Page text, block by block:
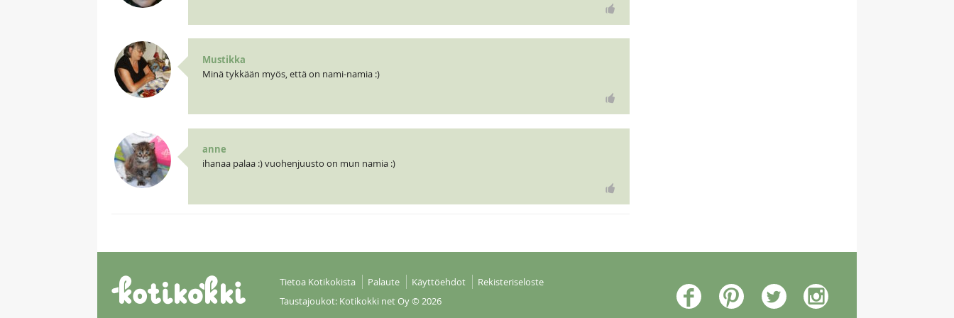
Mustikka
Minä tykkään myös, että on nami-namia :)
anne
ihanaa palaa :) vuohenjuusto on mun namia :)
Tietoa Kotikokista Palaute Käyttöehdot
Rekisteriseloste
Taustajoukot: Kotikokki net Oy© 2026